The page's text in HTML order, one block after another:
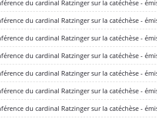
n°11
du cardinal Ratzinger sur la catéchèse -
du cardinal Ratzinger sur la catéchèse -
du cardinal Ratzinger sur la catéchèse -
du cardinal Ratzinger sur la catéchèse -
du cardinal Ratzinger sur la catéchèse -
du cardinal Ratzinger sur la catéchèse -
du cardinal Ratzinger sur la catéchèse -